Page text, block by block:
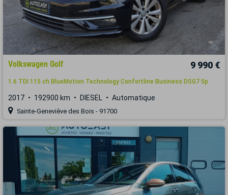
Volkswagen Golf 9 990 €
1.6 TDI 115 ch BlueMotion Technology Confortline Business DSG7 5p
2017 192900 km DIESEL Automatique
Sainte-Geneviève des Bois - 91700